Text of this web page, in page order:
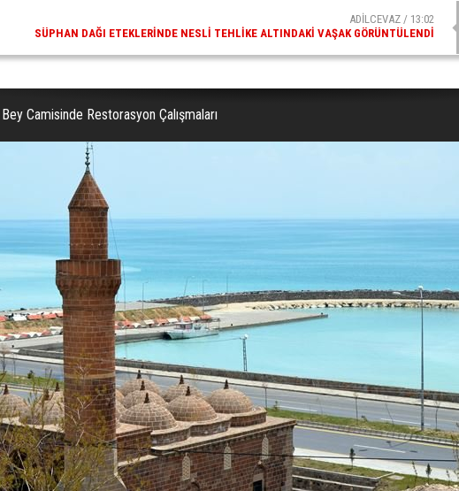
ADİLCEVAZ / 09:10
ADILCEVAZ ESKI KAYMAKAMLARINDAN MUSTAFA ÇIFTÇI İÇIŞLERI BAKANI OLDU
Camisinde Restorasyon Çalışmaları